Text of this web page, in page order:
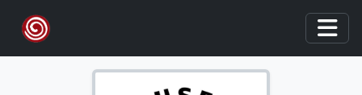
Skip to main content